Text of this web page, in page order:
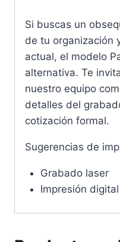
Si buscas un
de tu organización
actual, el modelo
alternativa. Te
nuestro equipo
detalles del
cotización formal.
Sugerencias de
Grabado laser
Impresión